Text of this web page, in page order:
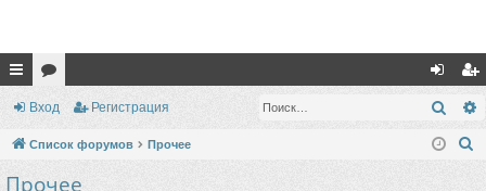
с
ы
ор хо
д
ег
ис
Вход Регистрация
Список форумов Прочее
Прочее